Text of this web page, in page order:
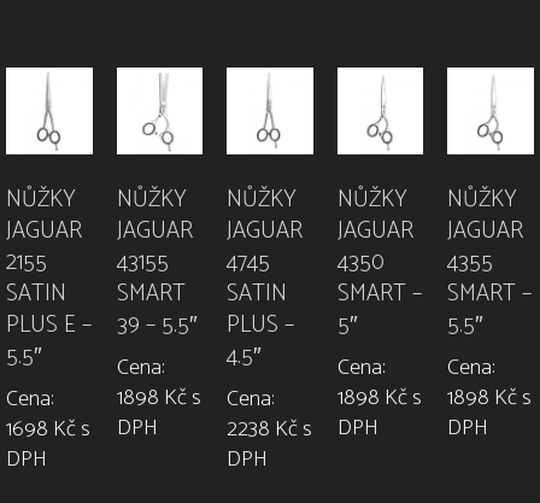
NŮŽKY
JAGUAR
2155
SATIN
PLUS E –
5.5″
Cena:
1698 Kč s
DPH
NŮŽKY
JAGUAR
43155
SMART
39 – 5.5″
Cena:
1898 Kč s
DPH
NŮŽKY
JAGUAR
4745
SATIN
PLUS –
4.5″
Cena:
2238 Kč s
DPH
NŮŽKY
JAGUAR
4350
SMART –
5″
Cena:
1898 Kč s
DPH
NŮŽKY
JAGUAR
4355
SMART –
5.5″
Cena:
1898 Kč s
DPH